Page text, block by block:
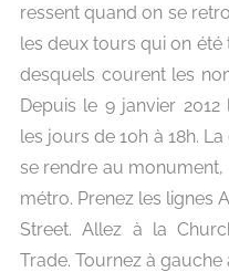
ressent quand on se
les deux tours qui on
desquels courent les
Depuis le 9 janvier
les jours de 10h à 18h.
se rendre au
métro. Prenez les lignes
Street. Allez à la
Trade. Tournez à gauche